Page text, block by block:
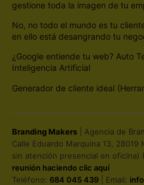
gestione toda la imagen de tu
No, no todo el mundo es tu
en ello está desangrando tu
¿Google entiende tu web? Auto
Inteligencia Artificial
Generador de cliente ideal
Branding Makers | Agencia de
Calle Eduardo Marquina 13, 28019
sin atención presencial en oficina)
reunión haciendo clic aquí
Teléfono: 684 045 439 | Email: